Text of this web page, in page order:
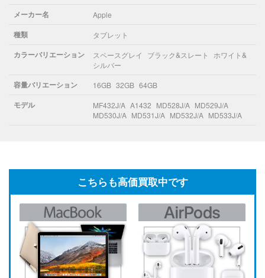
メーカー名 Apple
種類 タブレット
カラーバリエーション スペースグレイ ブラック&スレート
ホワイト&
シルバー
容量バリエーション 16GB 32GB 64GB
モデル MF432J/A A1432 MD528J/A MD529J/A
MD530J/A MD531J/A MD532J/A MD533J/A
こちらも高価買取中です